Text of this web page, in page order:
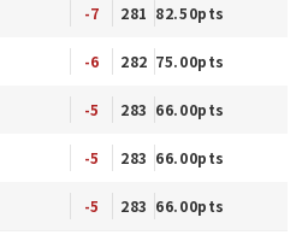
-7 281 82.50pts
-6 282 75.00pts
-5 283 66.00pts
-5 283 66.00pts
-5 283 66.00pts